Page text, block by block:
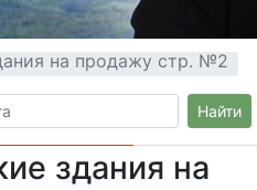
на продажу стр. №2
Найти
здания на